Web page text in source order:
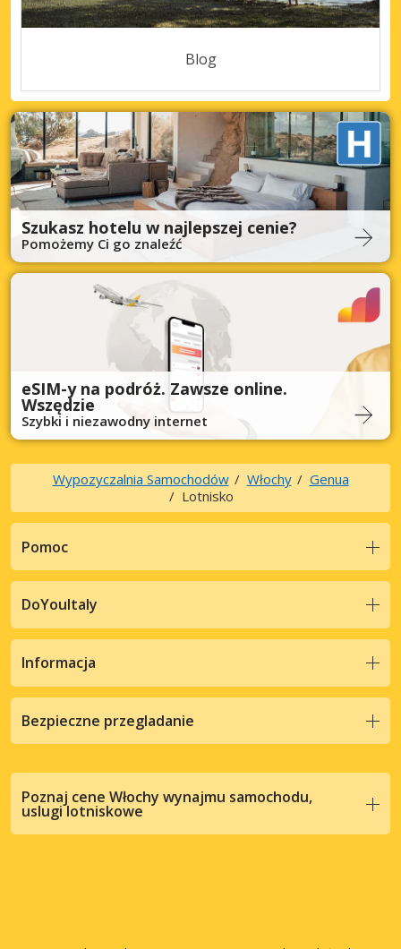
Blog
Szukasz hotelu w najlepszej cenie?
Pomożemy Ci go znaleźć
eSIM-y na podróż. Zawsze online.
Wszędzie
Szybki i niezawodny internet
Wypozyczalnia Samochodów Włochy
Genua
Lotnisko
Pomoc
DoYouItaly
Informacja
Bezpieczne przegladanie
Poznaj cene Włochy wynajmu samochodu,
uslugi lotniskowe